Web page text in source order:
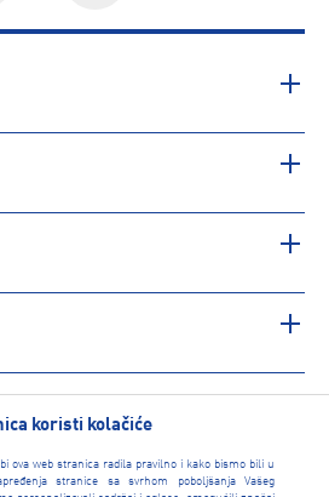
koristi kolačiće
ova web stranica radila pravilno i kako bismo bili u
stranice sa svrhom poboljšanja Vašeg